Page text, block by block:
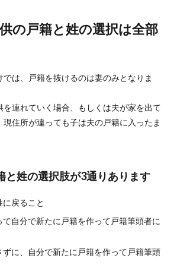
結婚はしたくないけど、子供はほしい…そう考え
旦那が子供を差別、妻として母として
あなたができること
幼稚園の面談の順番が最後なのは問題
幼稚園の面談の日程表をもらった時、自分の子供
の戸籍と姓の選択は全部
は、戸籍を抜けるのは妻のみとなりま
を連れていく場合、もしくは夫が家を出て
住所が違っても子は夫の戸籍に入ったま
と姓の選択肢が3通りあります
戻ること
自分で新たに戸籍を作って戸籍筆頭者に
に、自分で新たに戸籍を作って戸籍筆頭